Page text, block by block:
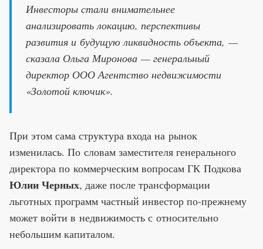
Инвесторы стали внимательнее
анализировать локацию, перспективы
развития и будущую ликвидность объекта, —
сказала Ольга Миронова — генеральный
директор ООО Агентство недвижимости
«Золотой ключик».
При этом сама структура входа на рынок
изменилась. По словам заместителя генерального
директора по коммерческим вопросам ГК Подкова
Юлии Черных, даже после трансформации
льготных программ частный инвестор по-прежнему
может войти в недвижимость с относительно
небольшим капиталом.